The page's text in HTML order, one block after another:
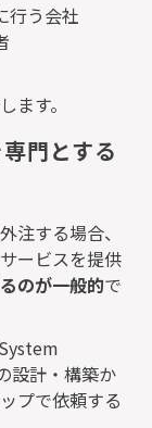
行う会社
ます。
門とする
注する場合、
ービスを提供
のが一般的で
System
設計・構築か
プで依頼する